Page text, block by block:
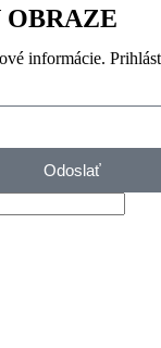
OBRAZE
informácie.
Odoslať